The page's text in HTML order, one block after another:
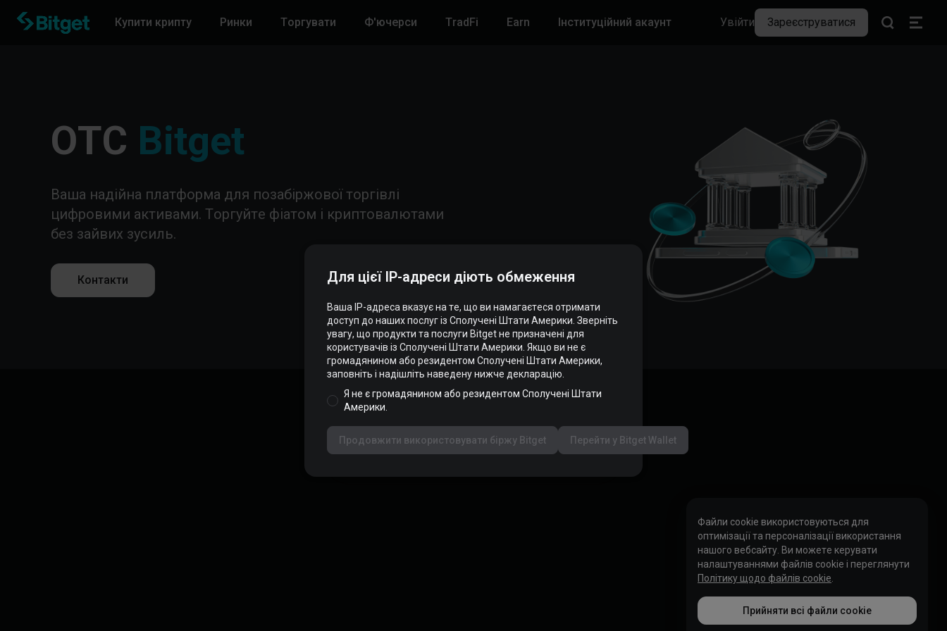
Купити крипту Ринки Торгувати Ф'ючерси TradFi Earn Інституційний акаунт Увійти Зареєструватися
OTC Bitget
Ваша надійна платформа для позабіржової торгівлі
цифровими активами. Торгуйте фіатом і криптовалютами
без зайвих зусиль.
Контакти
OTC-сервіс більше недоступний
Ми закрили доступ до OTC-сервісу. Якщо ви
хочете купити або продати криптовалюту,
перейдіть на P2P-маркетплейс.
Перейдіть до P2P
© 2026 Bitget 丨 Конфіденційність · Умови · Ризик
Файли cookie використовуються для
оптимізації та персоналізації використання
нашого вебсайту. Ви можете керувати
налаштуваннями файлів cookie і переглянути
Політику щодо файлів cookie
Прийняти всі файли cookie
Для цієї IP-адреси діють обмеження
Ваша IP-адреса вказує на те, що ви намагаєтеся отримати
доступ до наших послуг із Сполучені Штати Америки. Зверніть
увагу, що продукти та послуги Bitget не призначені для
користувачів із Сполучені Штати Америки. Якщо ви не є
громадянином або резидентом Сполучені Штати Америки,
заповніть і надішліть наведену нижче декларацію.
Я не є громадянином або резидентом Сполучені Штати
Америки.
Продовжити використовувати біржу Bitget Перейти у Bitget Wallet